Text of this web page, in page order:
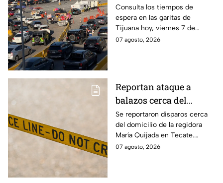
Unidos hoy, viernes 7
de agosto, por las
garitas de Tijuana
Consulta los tiempos de
espera en las garitas de
Tijuana hoy, viernes 7 de
agosto de 2026, y planea tu
07 agosto, 2026
Reportan ataque a
balazos cerca del
domicilio de la
regidora María Quijada
en Tecate; esto se sabe
Se reportaron disparos cerca
del domicilio de la regidora
María Quijada en Tecate.
Autoridades investigan el
07 agosto, 2026